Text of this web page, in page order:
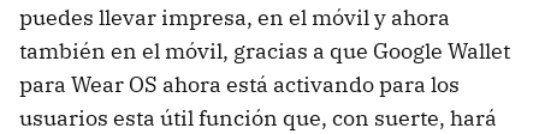
puedes llevar impresa, en el móvil y ahora
también en el móvil, gracias a que Google Wallet
para Wear OS ahora está activando para los
usuarios esta útil función que, con suerte, hará